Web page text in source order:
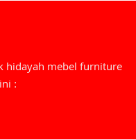
hidayah mebel furniture
: